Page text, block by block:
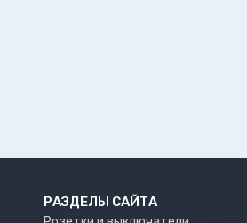
РАЗДЕЛЫ САЙТА